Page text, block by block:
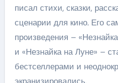
писал стихи, сказки,
сценарии для кино. Его
произведения –
и «Незнайка на Луне» –
бестселлерами и
экранизировались.